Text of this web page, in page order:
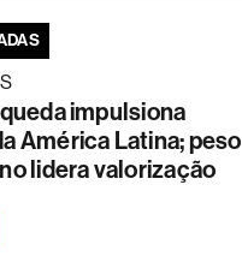
impulsiona
América Latina; peso
lidera valorização